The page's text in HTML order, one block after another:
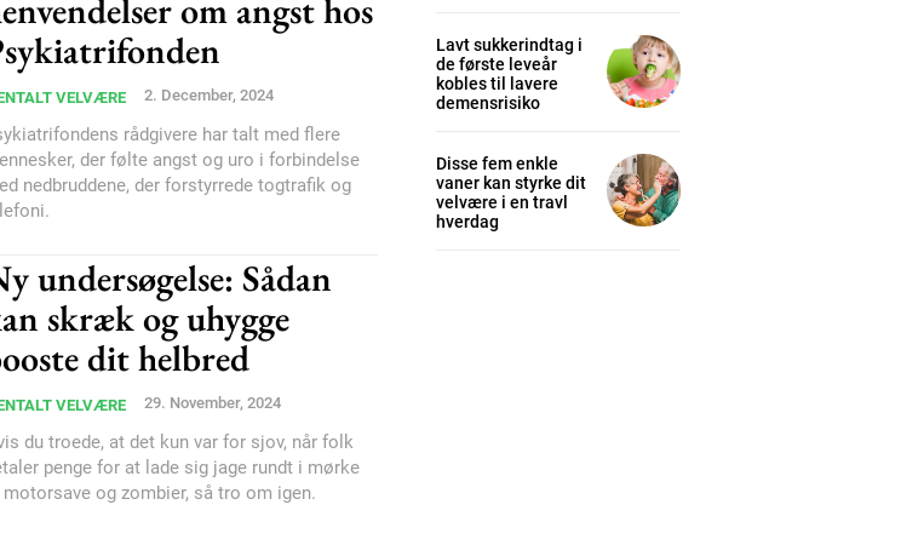
Plans
om angst hos
VELVÆRE 2. December, 2024
rådgivere har talt med flere
der følte angst og uro i forbindelse
nedbruddene, der forstyrrede togtrafik og
undersøgelse: Sådan
skræk og uhygge
dit helbred
VELVÆRE 29. November, 2024
du troede, at det kun var for sjov, når folk
penge for at lade sig jage rundt i mørke
motorsave og zombier, så tro om igen.
Lavt sukkerindtag i
de første leveår
kobles til lavere
demensrisiko
Disse fem enkle
vaner kan styrke dit
velvære i en travl
hverdag